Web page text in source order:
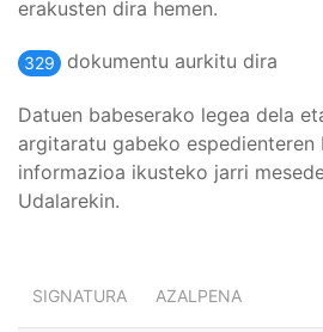
erakusten dira hemen.
329 dokumentu aurkitu dira
Datuen babeserako legea dela
argitaratu gabeko espedienteren
informazioa ikusteko jarri
Udalarekin.
SIGNATURA AZALPENA